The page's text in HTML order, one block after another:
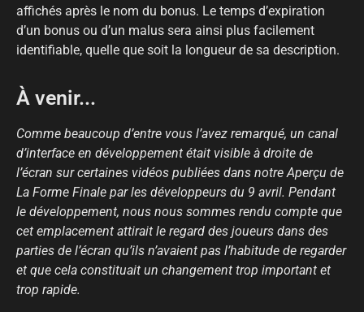
affichés après le nom du bonus. Le temps d’expiration
d’un bonus ou d’un malus sera ainsi plus facilement
identifiable, quelle que soit la longueur de sa description.
À venir...
Comme beaucoup d’entre vous l’avez remarqué, un canal
d’interface en développement était visible à droite de
l’écran sur certaines vidéos publiées dans notre Aperçu de
La Forme Finale par les développeurs du 9 avril. Pendant
le développement, nous nous sommes rendu compte que
cet emplacement attirait le regard des joueurs dans des
parties de l’écran qu’ils n’avaient pas l’habitude de regarder
et que cela constituait un changement trop important et
trop rapide.